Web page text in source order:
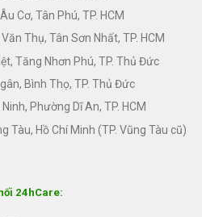
Cơ, Tân Phú, TP. HCM
Thụ, Tân Sơn Nhất, TP. HCM
Tăng Nhơn Phú, TP. Thủ Đức
Bình Thọ, TP. Thủ Đức
Phường Dĩ An, TP. HCM
Tàu, Hồ Chí Minh (TP. Vũng Tàu cũ)
24hCare: